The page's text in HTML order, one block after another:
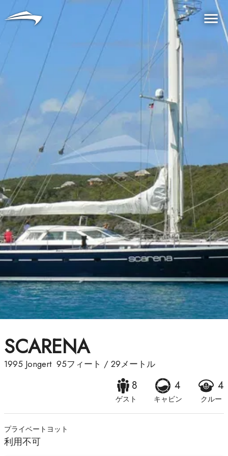
SCARENA
1995 Jongert 95フィート / 29メートル
8
ゲスト
4
キャビン
4
クルー
プライベートヨット
利用不可